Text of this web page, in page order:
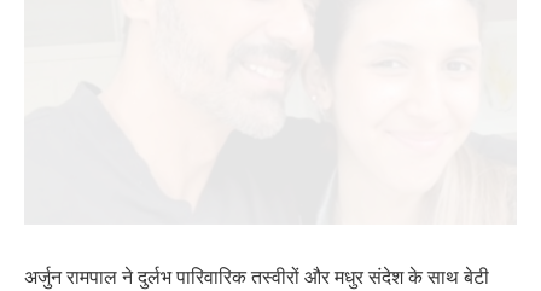
अर्जुन रामपाल ने दुर्लभ पारिवारिक तस्वीरों और मधुर संदेश के साथ बेटी